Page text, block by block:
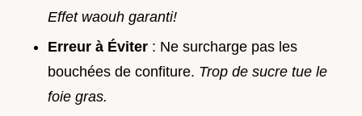
Effet waouh garanti!
Erreur à Éviter : Ne surcharge pas les
bouchées de confiture. Trop de sucre tue le
foie gras.